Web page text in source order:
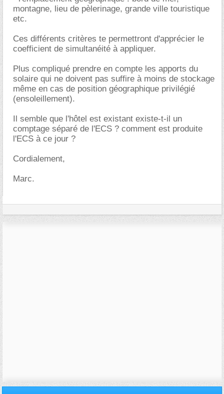
montagne, lieu de pèlerinage, grande ville touristique
etc.
Ces différents critères te permettront d'apprécier le
coefficient de simultanéité à appliquer.
Plus compliqué prendre en compte les apports du
solaire qui ne doivent pas suffire à moins de stockage
même en cas de position géographique privilégié
(ensoleillement).
Il semble que l'hôtel est existant existe-t-il un
comptage séparé de l'ECS ? comment est produite
l'ECS à ce jour ?
Cordialement,
Marc.